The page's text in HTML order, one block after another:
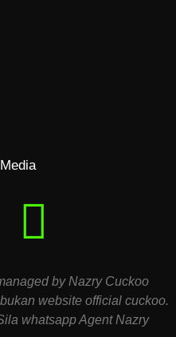
by Nazry Cuckoo
website official cuckoo.
whatsapp Agent Nazry